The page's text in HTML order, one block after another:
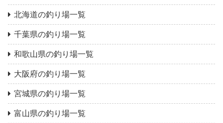
北海道の釣り場一覧
千葉県の釣り場一覧
和歌山県の釣り場一覧
大阪府の釣り場一覧
宮城県の釣り場一覧
富山県の釣り場一覧